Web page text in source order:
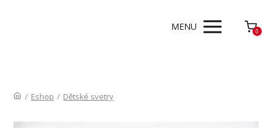
MENU 0
/ Eshop / Dětské svetry